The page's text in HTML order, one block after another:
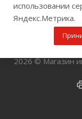
2026 © Магазин
использовании
Яндекс.Метрика.